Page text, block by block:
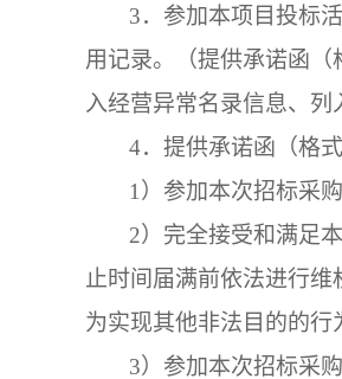
3． 参加本项目投标
用记录。（提供承诺函（
入经营异常名录信息、列
4． 提供承诺函（格
1）参加本次招标采
2）完全接受和满足
止时间届满前依法进行
为实现其他非法目的的行
3）参加本次招标采